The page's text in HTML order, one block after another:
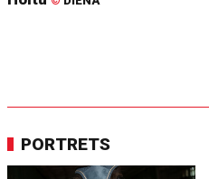
PORTRETS